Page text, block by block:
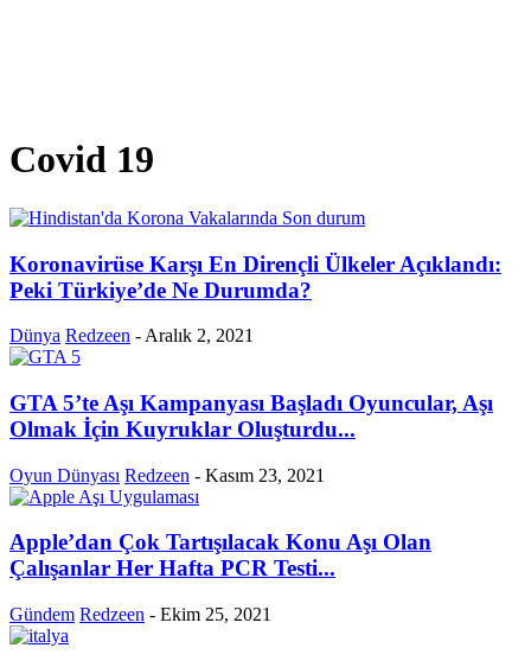
Covid 19
Koronavirüse Karşı En Dirençli Ülkeler Açıklandı:
Peki Türkiye’de Ne Durumda?
Dünya Redzeen - Aralık 2, 2021
GTA 5’te Aşı Kampanyası Başladı Oyuncular, Aşı
Olmak İçin Kuyruklar Oluşturdu...
Oyun Dünyası Redzeen - Kasım 23, 2021
Apple’dan Çok Tartışılacak Konu Aşı Olan
Çalışanlar Her Hafta PCR Testi...
Gündem Redzeen - Ekim 25, 2021